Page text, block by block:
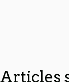
Articles